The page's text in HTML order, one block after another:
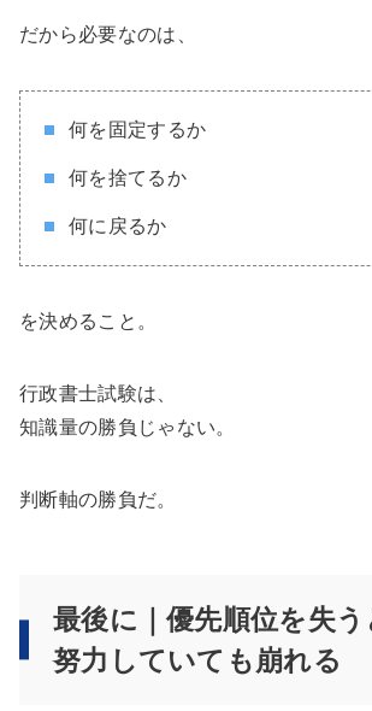
だから必要なのは、
何を固定するか
何を捨てるか
何に戻るか
を決めること。
行政書士試験は、
知識量の勝負じゃない。
判断軸の勝負だ。
最後に｜優先順位を失
努力していても崩れる